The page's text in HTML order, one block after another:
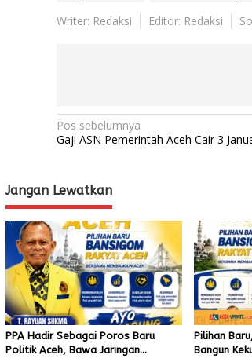
Writer: Redaksi
Editor: Redaksi
N
a
i
g
a
s
i
p
o
s
Pos sebelumnya
Gaji ASN Pemerintah Aceh Cair 3
Jangan Lewatkan
PPA Hadir Sebagai Poros Baru
Politik Aceh, Bawa Jaringan
Pilihan
Bangun